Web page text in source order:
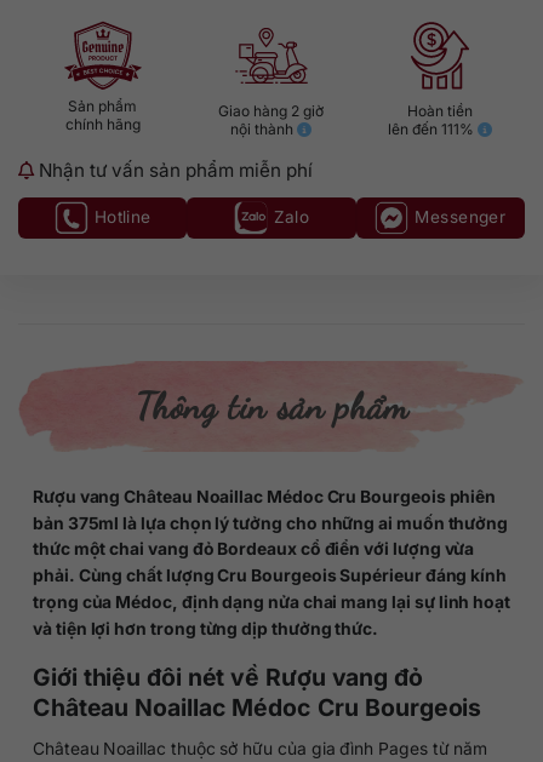
Sản phẩm
chính hãng
Giao hàng 2 giờ
nội thành
Hoàn tiền
lên đến 111%
Nhận tư vấn sản phẩm miễn phí
Hotline Zalo Messenger
Thông tin sản phẩm
Rượu vang Château Noaillac Médoc Cru Bourgeois phiên
bản 375ml là lựa chọn lý tưởng cho những ai muốn thưởng
thức một chai vang đỏ Bordeaux cổ điển với lượng vừa
phải. Cùng chất lượng Cru Bourgeois Supérieur đáng kính
trọng của Médoc, định dạng nửa chai mang lại sự linh hoạt
và tiện lợi hơn trong từng dịp thưởng thức.
Giới thiệu đôi nét về Rượu vang đỏ
Château Noaillac Médoc Cru Bourgeois
Château Noaillac thuộc sở hữu của gia đình Pages từ năm